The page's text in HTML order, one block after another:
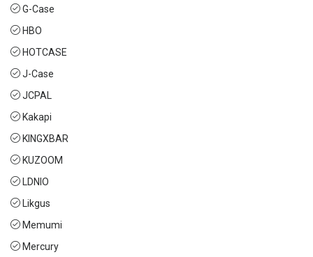
G-Case
HBO
HOTCASE
J-Case
JCPAL
Kakapi
KINGXBAR
KUZOOM
LDNIO
Likgus
Memumi
Mercury